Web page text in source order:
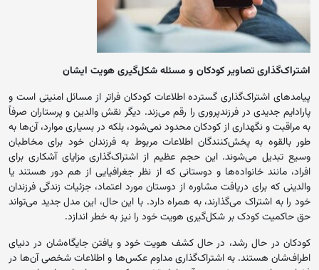
اشتراک‌گذاری تصاویر کودکان و مسئله شکل‌گیری هویت ایشان
پیامدهای اشتراک‌گذاری گسترده اطلاعات کودکان فراتر از مسائل امنیتی است و
پارادایم جدیدی در فرزندپروری را رقم می‌زند. دیگر نقش والدین و پرستاران صرفاً
به مراقبت و نگهداری از کودکان محدود نمی‌شود، بلکه در بسیاری موارد، آن‌ها به
طور بالقوه به پخش‌کنندگان اطلاعات مربوط به فرزندان خود برای مخاطبان
وسیع تبدیل می‌شوند. این حجم عظیم از اشتراک‌گذاری مزایای آشکاری برای
افراد، مانند خانواده‌ها و دوستانی که از نظر جغرافیایی از هم دور هستند یا
والدینی که برای دریافت مشاوره از دوستان مورد اعتماد، جزئیات زندگی فرزندان
خود را به اشتراک می‌گذارند، به همراه دارد. با این حال، این مدل جدید می‌تواند
حق حاکمیت کودک بر شکل‌گیری هویت خود را نیز به خطر اندازد.
کودکان در حال رشد، در حال کشف هویت خود و یافتن جایگاه‌شان در دنیای
اطراف‌شان هستند. به اشتراک‌گذاری مداوم عکس‌ها و اطلاعات شخصی آن‌ها در